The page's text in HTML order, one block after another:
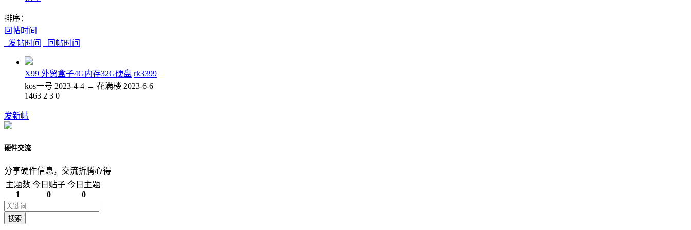
排序：
回帖时间
发帖时间
回帖时间
X99 外贸盒子4G内存32G硬盘 rk3399
kos一号 2023-4-4 ← 花满楼 2023-6-6
1463 2 3 0
发新帖
硬件交流
分享硬件信息，交流折腾心得
主题数
1
今日贴子
0
今日主题
0
搜索